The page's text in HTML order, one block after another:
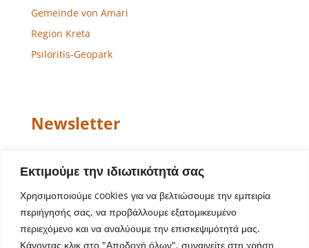
Εκτιμούμε την ιδιωτικότητά σας
Χρησιμοποιούμε cookies για να βελτιώσουμε την εμπειρία
περιήγησής σας, να προβάλλουμε εξατομικευμένο
περιεχόμενο και να αναλύουμε την επισκεψιμότητά μας.
Κάνοντας κλικ στο "Αποδοχή όλων", συναινείτε στη χρήση
Gemeinde von Amari
Region Kreta
Psiloritis-Geopark
Newsletter